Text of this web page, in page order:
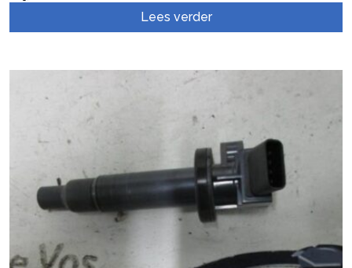
Schokdemper rechts-achter
Side Airbag
Startmotor
Stoel links
Stuurbekrachtiging Computer
Stuurhuis Bekrachtigd
Stuurkolom Huis
Lees verder